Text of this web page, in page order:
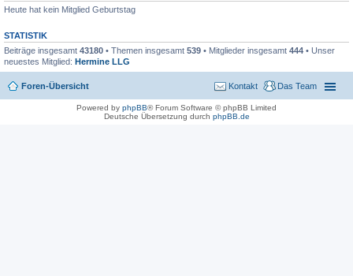
Heute hat kein Mitglied Geburtstag
STATISTIK
Beiträge insgesamt 43180 • Themen insgesamt 539 • Mitglieder insgesamt 444 • Unser
neuestes Mitglied: Hermine LLG
Foren-Übersicht Das Team
Kontakt
Powered by phpBB® Forum Software © phpBB Limited
Deutsche Übersetzung durch phpBB.de